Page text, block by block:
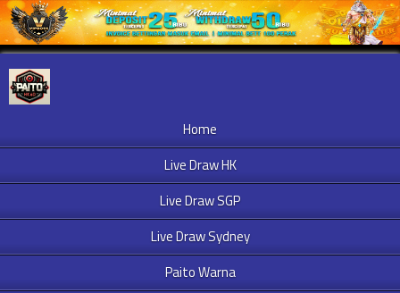
Home
Live Draw HK
Live Draw SGP
Live Draw Sydney
Paito Warna